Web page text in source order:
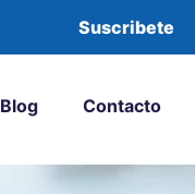
Suscribete
Blog Contacto